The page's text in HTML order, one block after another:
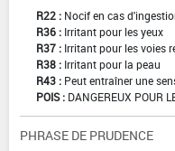
R22 : Nocif en cas
R36 : Irritant pour les yeux
R37 : Irritant pour les voies
R38 : Irritant pour la peau
R43 : Peut entraîner une
POIS : DANGEREUX POUR
PHRASE DE PRUDENCE